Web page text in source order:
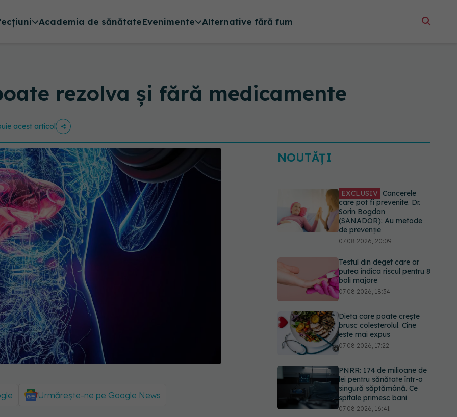
Academia de sănătateEvenimente Alternative fără fum
rezolva și fără medicamente
acest articol
Urmărește-ne pe Google News
NOUTĂȚI
EXCLUSIV Cancerele
care pot fi prevenite. Dr.
Sorin Bogdan
(SANADOR): Au metode
de prevenție
07.08.2026, 20:09
Testul din deget care ar
putea indica riscul pentru 8
boli majore
07.08.2026, 18:34
Dieta care poate crește
brusc colesterolul. Cine
este mai expus
07.08.2026, 17:22
PNRR: 174 de milioane de
lei pentru sănătate într-o
singură săptămână. Ce
spitale primesc bani
07.08.2026, 16:41